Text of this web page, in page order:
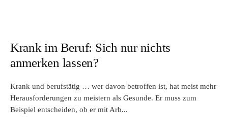
Krank im Beruf: Sich nur nichts
anmerken lassen?
Krank und berufstätig … wer davon betroffen ist, hat meist mehr
Herausforderungen zu meistern als Gesunde. Er muss zum
Beispiel entscheiden, ob er mit Arb...